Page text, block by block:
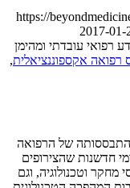
https://
אקספוננציאלית,
של הרפואה
שהצירופים
וגם